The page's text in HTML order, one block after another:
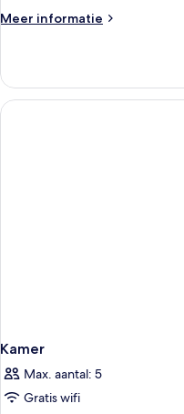
Meer informatie
Meer
studio
suite
Kamer
Max. aantal: 5
Gratis wifi